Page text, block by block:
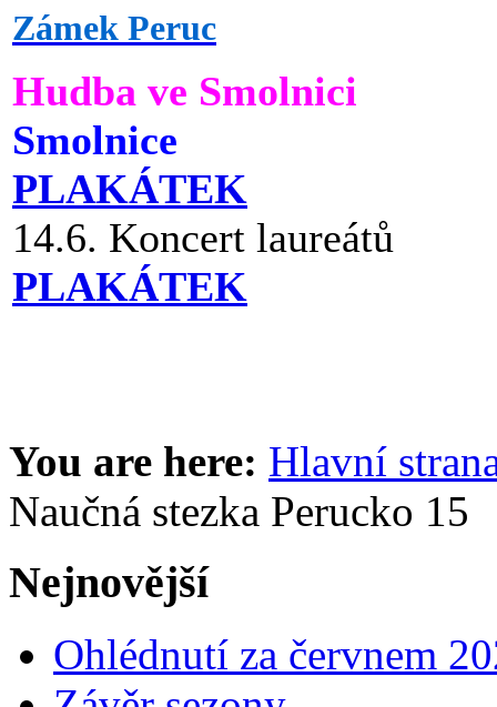
Zámek Peruc
Hudba ve Smolnici
Smolnice
PLAKÁTEK
14.6. Koncert laureátů
PLAKÁTEK
You are here: Hlavní
Naučná stezka Perucko 15
Nejnovější
Ohlédnutí za červnem